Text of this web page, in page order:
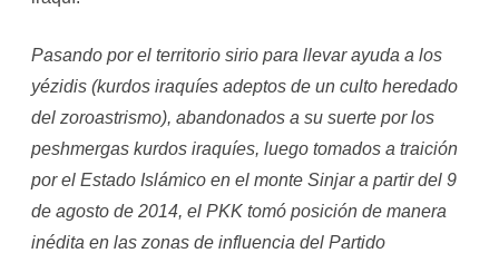
Pasando por el territorio sirio para llevar ayuda a los
yézidis (kurdos iraquíes adeptos de un culto heredado
del zoroastrismo), abandonados a su suerte por los
peshmergas kurdos iraquíes, luego tomados a traición
por el Estado Islámico en el monte Sinjar a partir del 9
de agosto de 2014, el PKK tomó posición de manera
inédita en las zonas de influencia del Partido